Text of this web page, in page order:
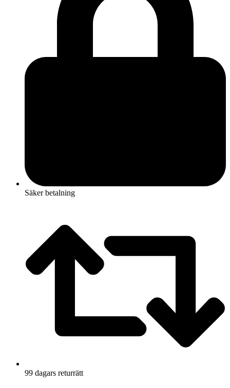
Säker betalning
99 dagars returrätt